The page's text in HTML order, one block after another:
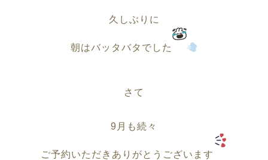
久しぶりに
朝はバッタバタでした
さて
9月も続々
ご予約いただきありがとうございます